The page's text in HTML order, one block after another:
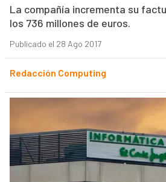
La compañía incrementa su
los 736 millones de euros.
Publicado el 28 Ago 2017
Redacción Computing